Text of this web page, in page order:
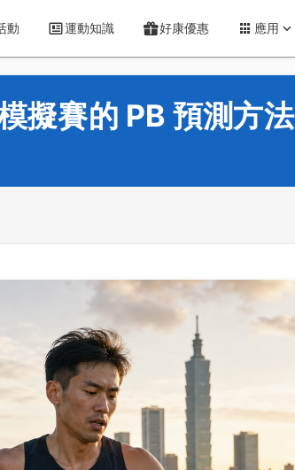
動 運動知識 好康優惠 應用
擬賽的 PB 預測方法